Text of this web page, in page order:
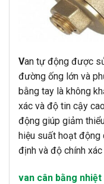
Van tự động được
đường ống lớn và
bằng tay là không
xác và độ tin cậy
động giúp giảm
hiệu suất hoạt động
định và độ chính xác
van cân bằng nhiệt